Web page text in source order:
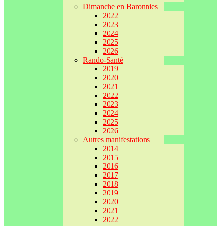
Dimanche en Baronnies
2022
2023
2024
2025
2026
Rando-Santé
2019
2020
2021
2022
2023
2024
2025
2026
Autres manifestations
2014
2015
2016
2017
2018
2019
2020
2021
2022